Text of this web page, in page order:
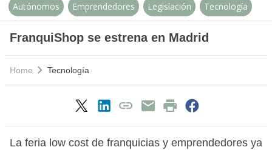
Autónomos Emprendedores Legislación Tecnología
FranquiShop se estrena en Madrid
Home Tecnología
La feria low cost de franquicias y emprendedores ya